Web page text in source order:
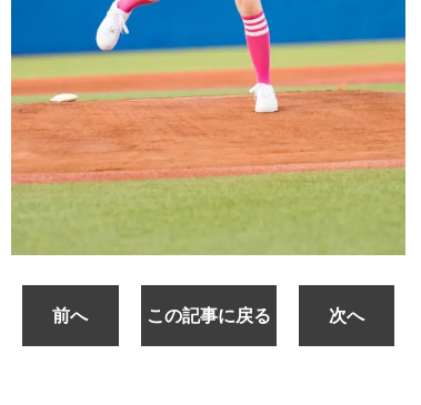
前へ この記事に戻る 次へ